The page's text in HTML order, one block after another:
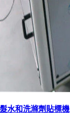
水和洗滌劑貼標機